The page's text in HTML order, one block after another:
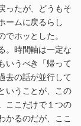
ったが、どうもそ
ームに戻るらし
ホッとした。
。時間軸は一定な
いうべき「帰って
去の話が並行して
いうことが、この
ここだけで１つの
かるのだが、ここ